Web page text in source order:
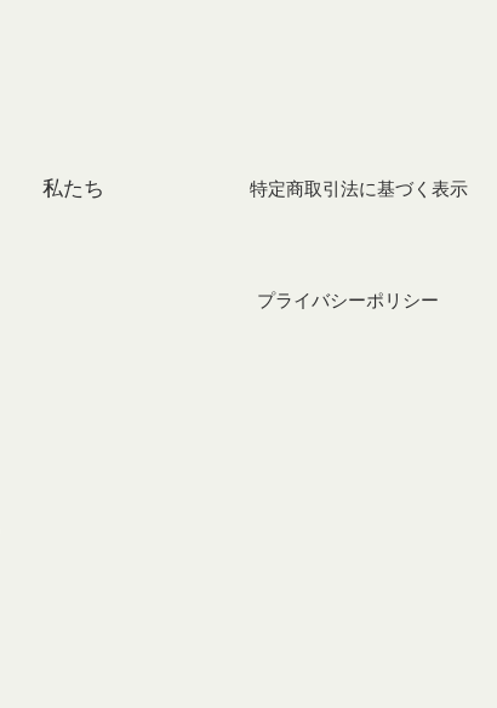
特定商取引法に基づく表示
プライバシーポリシー